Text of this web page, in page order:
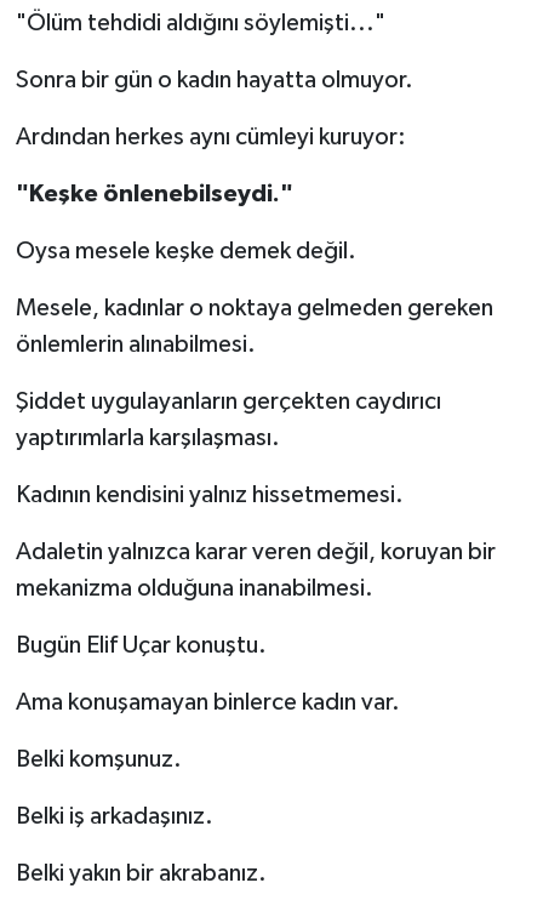
"Ölüm tehdidi aldığını söylemişti..."
Sonra bir gün o kadın hayatta olmuyor.
Ardından herkes aynı cümleyi kuruyor:
"Keşke önlenebilseydi."
Oysa mesele keşke demek değil.
Mesele, kadınlar o noktaya gelmeden gereken
önlemlerin alınabilmesi.
Şiddet uygulayanların gerçekten caydırıcı
yaptırımlarla karşılaşması.
Kadının kendisini yalnız hissetmemesi.
Adaletin yalnızca karar veren değil, koruyan bir
mekanizma olduğuna inanabilmesi.
Bugün Elif Uçar konuştu.
Ama konuşamayan binlerce kadın var.
Belki komşunuz.
Belki iş arkadaşınız.
Belki yakın bir akrabanız.